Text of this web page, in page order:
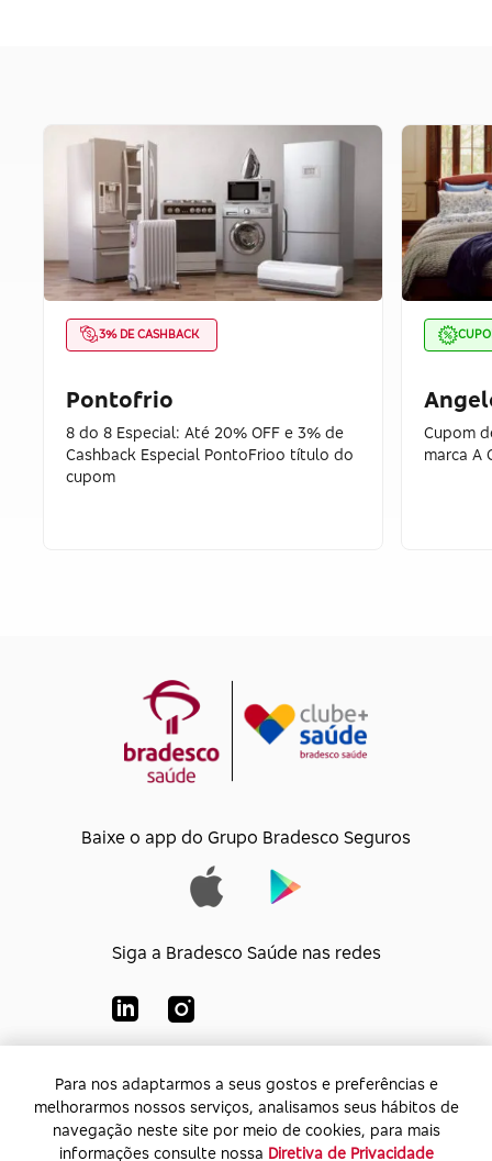
3% DE CASHBACK
Pontofrio
8 do 8 Especial: Até 20% OFF e 3% de
Cashback Especial PontoFrioo título do
cupom
Cupom
marca A
Para nos adaptarmos a seus gostos e preferências e
melhorarmos nossos serviços, analisamos seus hábitos de
navegação neste site por meio de cookies, para mais
informações consulte nossa Diretiva de Privacidade
Baixe o app do Grupo Bradesco Seguros
Siga a Bradesco Saúde nas redes
Bradesco Saúde S/A
CNPJ:92.693.118/0001-60
Endereço:
Av. Rio de Janeiro, 555 - Caju - Rio de
Para nos adaptarmos a seus gostos e preferências e
melhorarmos nossos serviços, analisamos seus hábitos de
navegação neste site por meio de cookies, para mais
informações consulte nossa Diretiva de Privacidade